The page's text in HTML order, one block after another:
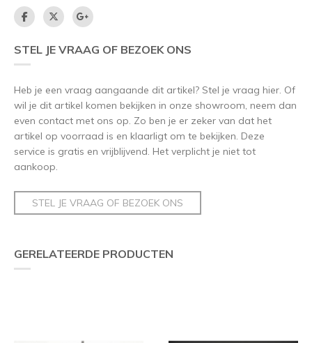
STEL JE VRAAG OF BEZOEK ONS
Heb je een vraag aangaande dit artikel? Stel je vraag hier. Of
wil je dit artikel komen bekijken in onze showroom, neem dan
even contact met ons op. Zo ben je er zeker van dat het
artikel op voorraad is en klaarligt om te bekijken. Deze
service is gratis en vrijblijvend. Het verplicht je niet tot
aankoop.
STEL JE VRAAG OF BEZOEK ONS
GERELATEERDE PRODUCTEN